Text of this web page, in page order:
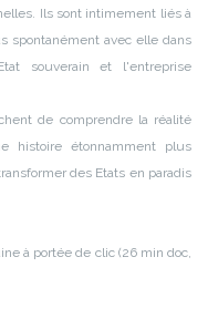
Ils sont intimement liés à
spontanément avec elle dans
souverain et l'entreprise
de comprendre la réalité
histoire étonnamment plus
des Etats en paradis
à portée de clic (26 min doc,